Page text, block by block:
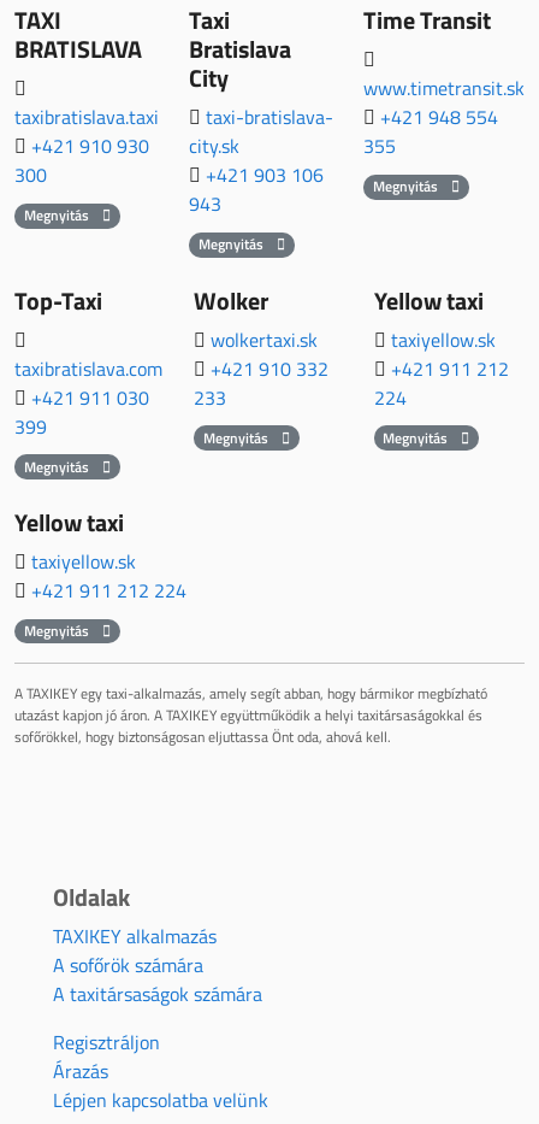
TAXI
BRATISLAVA
taxibratislava.taxi
+421 910 930
300
Megnyitás
Taxi
Bratislava
City
taxi-bratislava-
city.sk
+421 903 106
943
Megnyitás
Time Transit
www.timetransit.sk
+421 948 554
355
Megnyitás
Top-Taxi
taxibratislava.com
+421 911 030
399
Megnyitás
Wolker
wolkertaxi.sk
+421 910 332
233
Megnyitás
Yellow taxi
taxiyellow.sk
+421 911 212
224
Megnyitás
Yellow taxi
taxiyellow.sk
+421 911 212 224
Megnyitás
A TAXIKEY egy taxi-alkalmazás, amely segít abban, hogy bármikor megbízható
utazást kapjon jó áron. A TAXIKEY együttműködik a helyi taxitársaságokkal és
sofőrökkel, hogy biztonságosan eljuttassa Önt oda, ahová kell.
Oldalak
TAXIKEY alkalmazás
A sofőrök számára
A taxitársaságok számára
Regisztráljon
Árazás
Lépjen kapcsolatba velünk